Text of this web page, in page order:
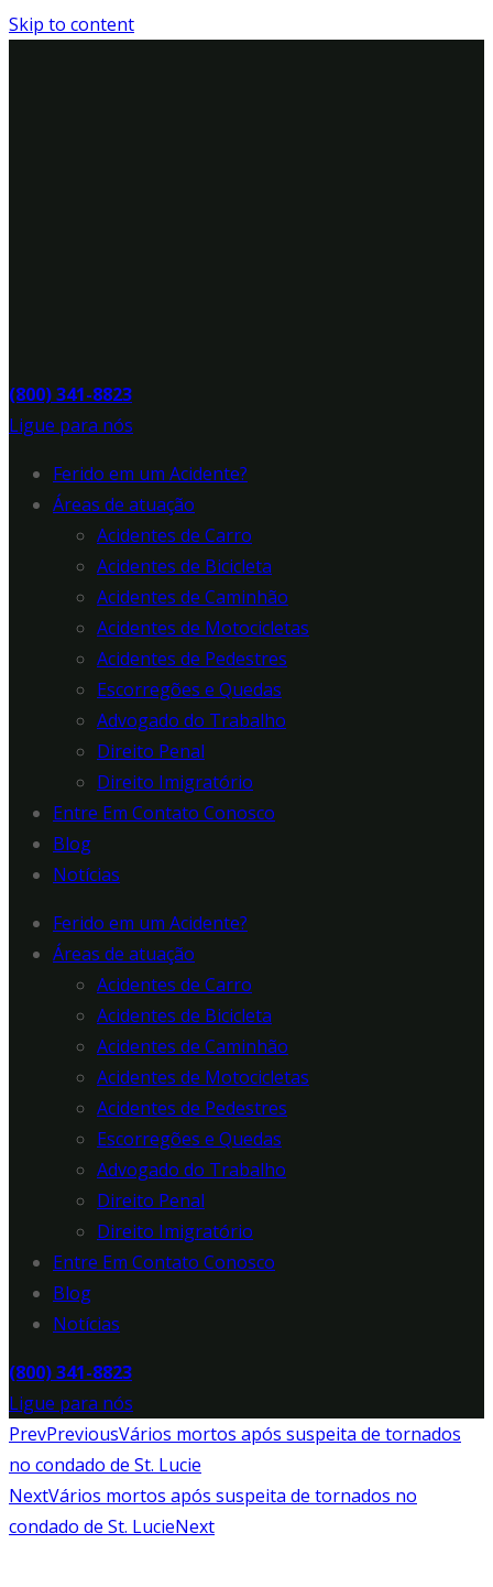
Skip to content
(800) 341-8823
Ligue para nós
Ferido em um Acidente?
Áreas de atuação
Acidentes de Carro
Acidentes de Bicicleta
Acidentes de Caminhão
Acidentes de Motocicletas
Acidentes de Pedestres
Escorregões e Quedas
Advogado do Trabalho
Direito Penal
Direito Imigratório
Entre Em Contato Conosco
Blog
Notícias
Ferido em um Acidente?
Áreas de atuação
Acidentes de Carro
Acidentes de Bicicleta
Acidentes de Caminhão
Acidentes de Motocicletas
Acidentes de Pedestres
Escorregões e Quedas
Advogado do Trabalho
Direito Penal
Direito Imigratório
Entre Em Contato Conosco
Blog
Notícias
(800) 341-8823
Ligue para nós
PrevPreviousVários mortos após suspeita de tornados
no condado de St. Lucie
NextVários mortos após suspeita de tornados no
condado de St. LucieNext